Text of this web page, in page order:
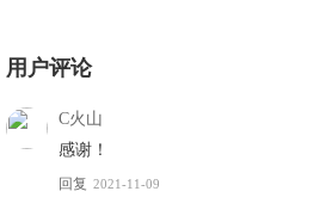
用户评论
C火山
感谢！
回复 2021-11-09